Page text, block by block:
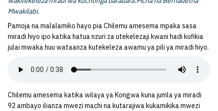
Mwakilabi.
Pamoja na malalamiko hayo pia Chilemu amesema mpaka sasa
miradi hiyo ipo katika hatua nzuri za utekelezaji kwani hadi kufikia
julai mwaka huu wataanza kutekeleza awamu ya pili ya miradi hiyo.
Chilemu amesema katika wilaya ya Kongwa kuna jumla ya miradi
92 ambayo ilianza mwezi machi na kutarajiwa kukamikika mwezi